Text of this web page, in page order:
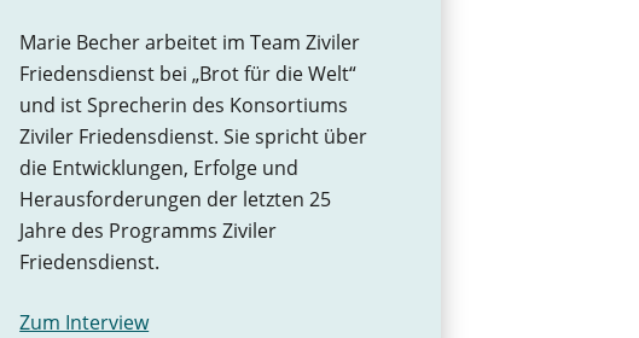
Marie Becher arbeitet im Team Ziviler
Friedensdienst bei „Brot für die Welt“
und ist Sprecherin des Konsortiums
Ziviler Friedensdienst. Sie spricht über
die Entwicklungen, Erfolge und
Herausforderungen der letzten 25
Jahre des Programms Ziviler
Friedensdienst.
Zum Interview